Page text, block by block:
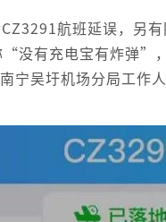
航班延误，另
没有充电宝有炸弹”
宁吴圩机场分局工作